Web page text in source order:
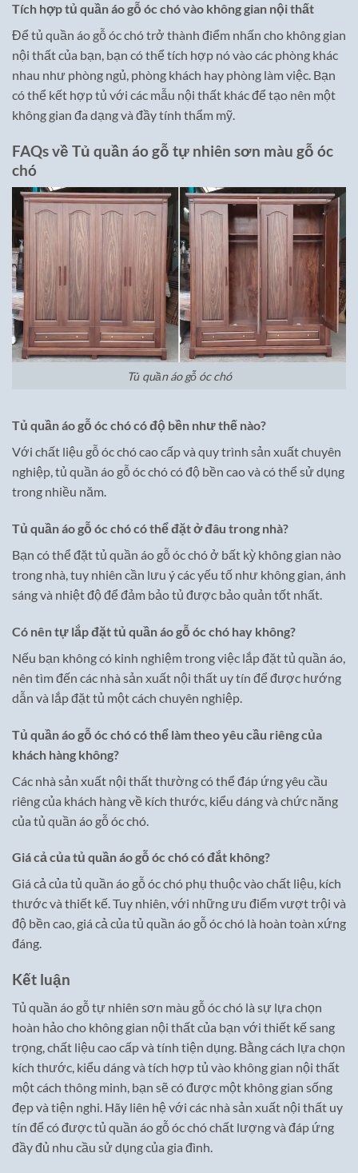
Tích hợp tủ quần áo gỗ óc chó vào không gian nội thất
Để tủ quần áo gỗ óc chó trở thành điểm nhấn cho không gian
nội thất của bạn, bạn có thể tích hợp nó vào các phòng khác
nhau như phòng ngủ, phòng khách hay phòng làm việc. Bạn
có thể kết hợp tủ với các mẫu nội thất khác để tạo nên một
không gian đa dạng và đầy tính thẩm mỹ.
FAQs về Tủ quần áo gỗ tự nhiên sơn màu gỗ óc
chó
Tủ quần áo gỗ óc chó
Tủ quần áo gỗ óc chó có độ bền như thế nào?
Với chất liệu gỗ óc chó cao cấp và quy trình sản xuất chuyên
nghiệp, tủ quần áo gỗ óc chó có độ bền cao và có thể sử dụng
trong nhiều năm.
Tủ quần áo gỗ óc chó có thể đặt ở đâu trong nhà?
Bạn có thể đặt tủ quần áo gỗ óc chó ở bất kỳ không gian nào
trong nhà, tuy nhiên cần lưu ý các yếu tố như không gian, ánh
sáng và nhiệt độ để đảm bảo tủ được bảo quản tốt nhất.
Có nên tự lắp đặt tủ quần áo gỗ óc chó hay không?
Nếu bạn không có kinh nghiệm trong việc lắp đặt tủ quần áo,
nên tìm đến các nhà sản xuất nội thất uy tín để được hướng
dẫn và lắp đặt tủ một cách chuyên nghiệp.
Tủ quần áo gỗ óc chó có thể làm theo yêu cầu riêng của
khách hàng không?
Các nhà sản xuất nội thất thường có thể đáp ứng yêu cầu
riêng của khách hàng về kích thước, kiểu dáng và chức năng
của tủ quần áo gỗ óc chó.
Giá cả của tủ quần áo gỗ óc chó có đắt không?
Giá cả của tủ quần áo gỗ óc chó phụ thuộc vào chất liệu, kích
thước và thiết kế. Tuy nhiên, với những ưu điểm vượt trội và
độ bền cao, giá cả của tủ quần áo gỗ óc chó là hoàn toàn xứng
đáng.
Kết luận
Tủ quần áo gỗ tự nhiên sơn màu gỗ óc chó là sự lựa chọn
hoàn hảo cho không gian nội thất của bạn với thiết kế sang
trọng, chất liệu cao cấp và tính tiện dụng. Bằng cách lựa chọn
kích thước, kiểu dáng và tích hợp tủ vào không gian nội thất
một cách thông minh, bạn sẽ có được một không gian sống
đẹp và tiện nghi. Hãy liên hệ với các nhà sản xuất nội thất uy
tín để có được tủ quần áo gỗ óc chó chất lượng và đáp ứng
đầy đủ nhu cầu sử dụng của gia đình.